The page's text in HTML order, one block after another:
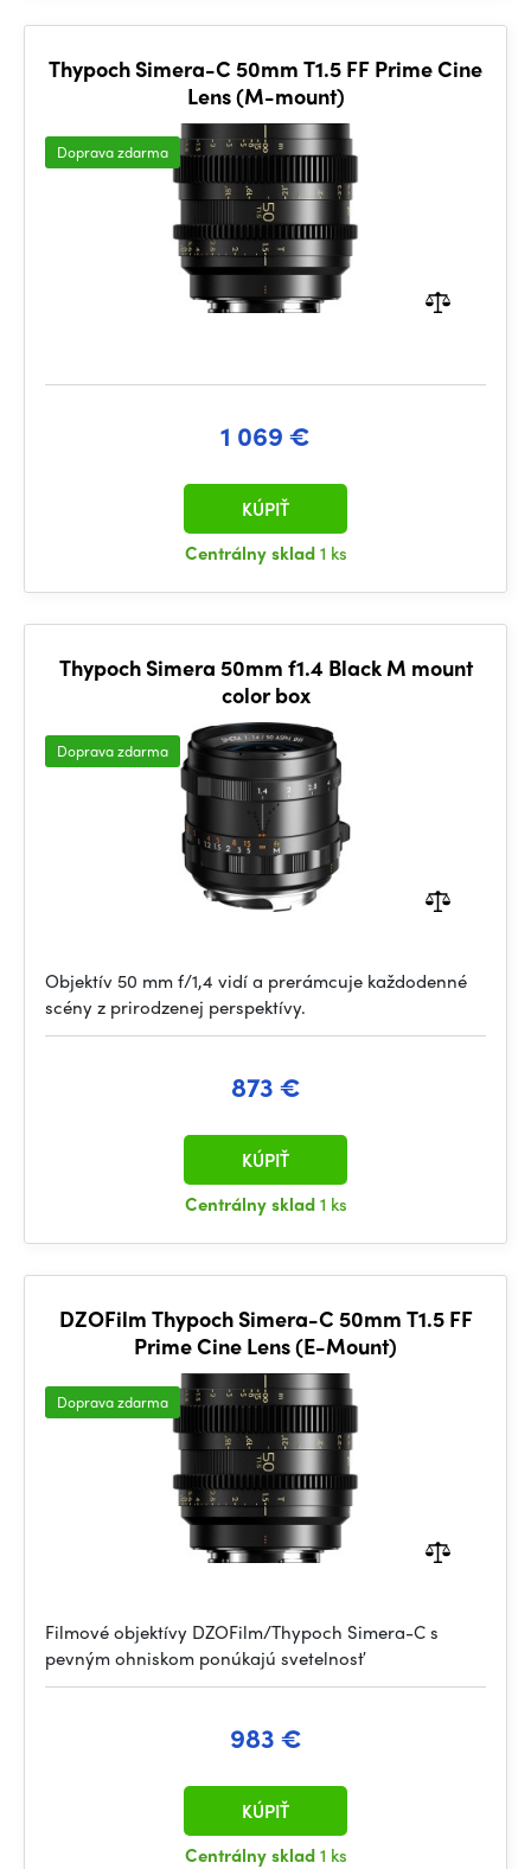
Thypoch Simera-C 50mm T1.5 FF Prime Cine
Lens (M-mount)
Doprava zdarma
1 069 €
Centrálny sklad1 ks
KÚPIŤ
Thypoch Simera 50mm f1.4 Black M mount
color box
Doprava zdarma
Objektív 50 mm f/1,4 vidí a prerámcuje každodenné
scény z prirodzenej perspektívy.
873 €
Centrálny sklad1 ks
KÚPIŤ
DZOFilm Thypoch Simera-C 50mm T1.5 FF
Prime Cine Lens (E-Mount)
Doprava zdarma
Filmové objektívy DZOFilm/Thypoch Simera-C s
pevným ohniskom ponúkajú svetelnosť
983 €
Centrálny sklad1 ks
KÚPIŤ